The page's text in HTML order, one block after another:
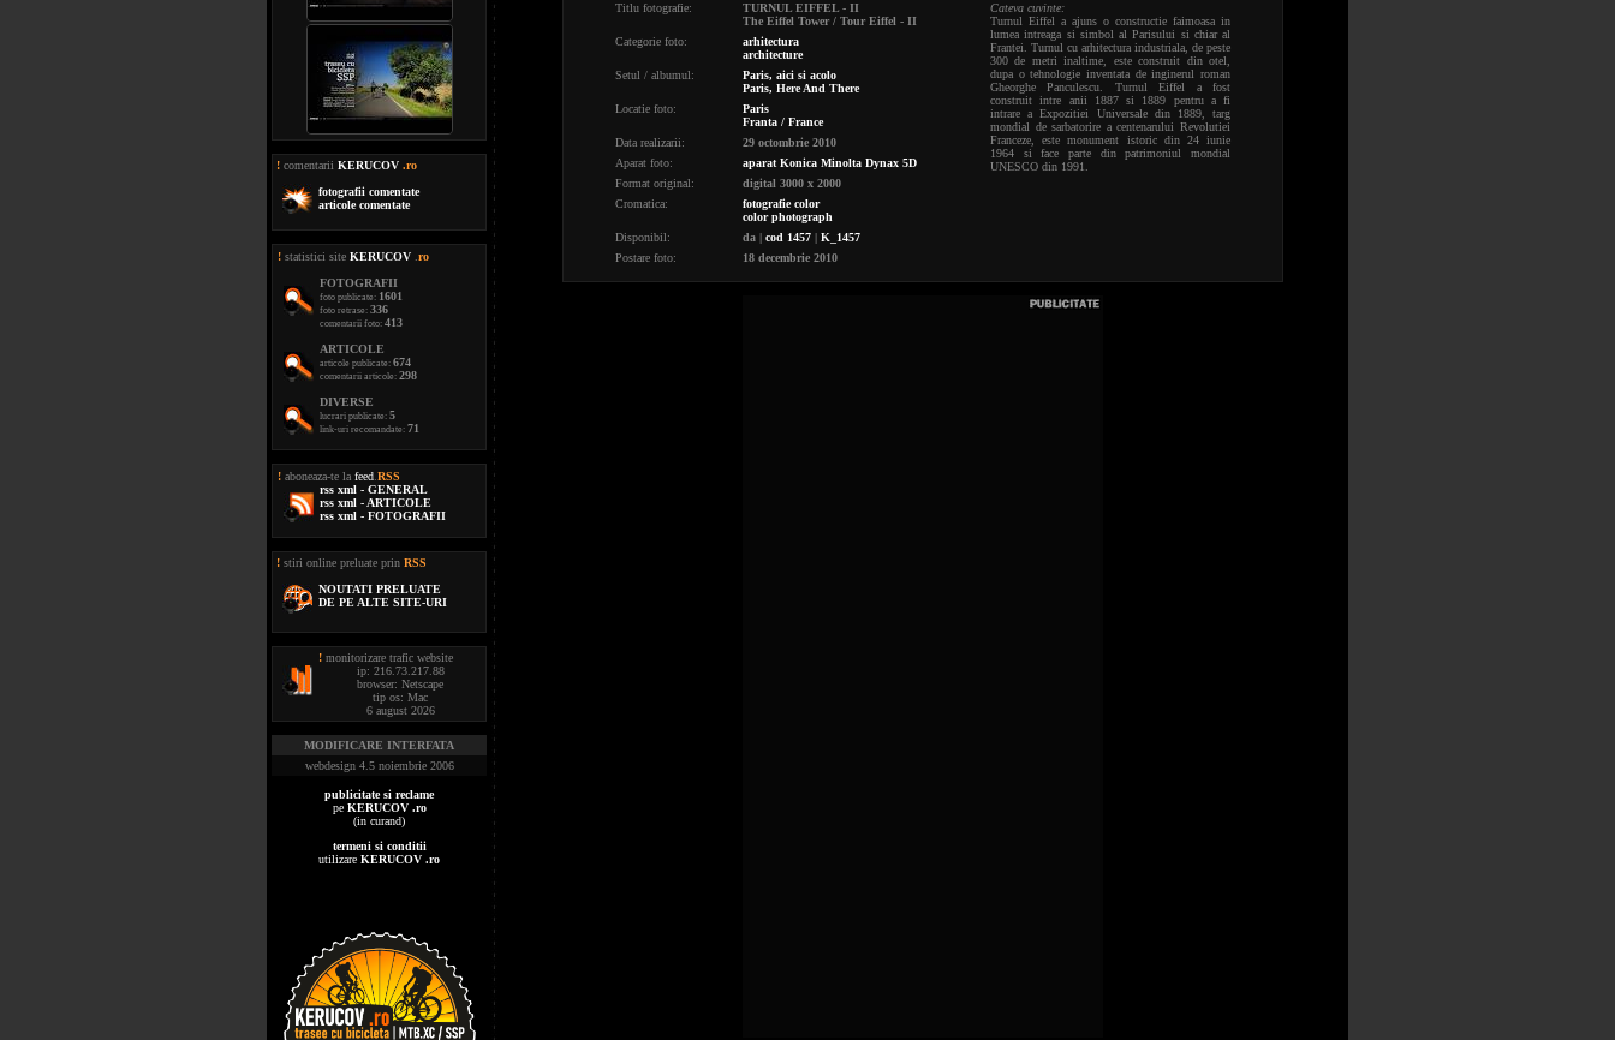
! comentarii KERUCOV .ro
fotografii comentate
articole comentate
! statistici site KERUCOV ro
FOTOGRAFII
foto publicate: 1601
foto retrase: 336
comentarii foto: 413
ARTICOLE
articole publicate: 674
comentarii articole: 298
DIVERSE
lucrari publicate: 5
link-uri recomandate: 71
! aboneaza-te la feed RSS
rss xml - GENERAL
rss xml - ARTICOLE
rss xml - FOTOGRAFII
! stiri online preluate prin RSS
NOUTATI PRELUATE
DE PE ALTE SITE-URI
! monitorizare trafic website
ip: 216.73.217.88
browser: Netscape
tip os: Mac
6 august 2026
MODIFICARE INTERFATA
webdesign 4.5 noiembrie 2006
publicitate si reclame
pe KERUCOV .ro
(in curand)
termeni si conditii
utilizare KERUCOV .ro
Titlu fotografie:
TURNUL EIFFEL - II
The Eiffel Tower / Tour Eiffel - II
Cateva cuvinte:
Turnul Eiffel a ajuns o constructie faimoasa in
lumea intreaga si simbol al Parisului si chiar al
Frantei. Turnul cu arhitectura industriala, de peste
300 de metri inaltime, este construit din otel,
dupa o tehnologie inventata de inginerul roman
Gheorghe Panculescu. Turnul Eiffel a fost
construit intre anii 1887 si 1889 pentru a fi
intrare a Expozitiei Universale din 1889, targ
mondial de sarbatorire a centenarului Revolutiei
Franceze, este monument istoric din 24 iunie
1964 si face parte din patrimoniul mondial
UNESCO din 1991.
Categorie foto:
arhitectura
architecture
Setul / albumul:
Paris, aici si acolo
Paris, Here And There
Locatie foto:
Paris
Franta / France
Data realizarii:
29 octombrie 2010
Aparat foto:
aparat Konica Minolta Dynax 5D
Format original:
digital 3000 x 2000
Cromatica:
fotografie color
color photograph
Disponibil:
da | cod 1457 | K_1457
Postare foto:
18 decembrie 2010